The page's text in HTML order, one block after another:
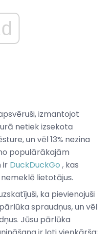
izmantojot
netiek izsekota
un vēl 13% nezina
populārākajām
ir DuckDuckGo , kas
lietotājus.
ka pievienojuši
spraudņus, un vēl
Jūsu pārlūka